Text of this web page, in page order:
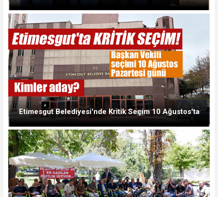
Etimesgut Belediyesi'nde Kritik Seçim 10 Ağustos'ta